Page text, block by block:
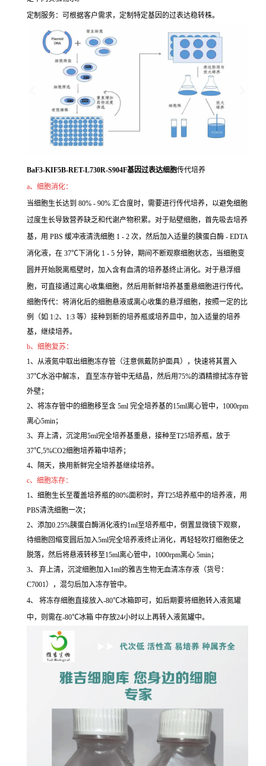
定制服务：可根据客户需求，定制特定基因的过表达稳转株。
BaF3-KIF5B-RET-L730R-S904F基因过表达细胞传代培养
a、细胞消化：
当细胞生长达到 80% - 90% 汇合度时，需要进行传代培养，以避免细胞
过度生长导致营养缺乏和代谢产物积累。对于贴壁细胞，首先吸去培养
基，用 PBS 缓冲液清洗细胞 1 - 2 次，然后加入适量的胰蛋白酶 - EDTA
消化液，在 37℃下消化 1 - 5 分钟，期间不断观察细胞状态，当细胞变
圆并开始脱离瓶壁时，加入含有血清的培养基终止消化。对于悬浮细
胞，可直接通过离心收集细胞，然后用新鲜培养基重悬细胞进行传代。
细胞传代：将消化后的细胞悬液或离心收集的悬浮细胞，按照一定的比
例（如 1:2、1:3 等）接种到新的培养瓶或培养皿中，加入适量的培养
基，继续培养。
b、细胞复苏：
1、从液氮中取出细胞冻存管（注意佩戴防护面具），快速将其置入
37℃水浴中解冻， 直至冻存管中无结晶，然后用75%的酒精擦拭冻存管
外壁；
2、将冻存管中的细胞移至含 5ml 完全培养基的15ml离心管中，1000rpm
离心5min；
3、弃上清，沉淀用5ml完全培养基重悬，接种至T25培养瓶，放于
37℃,5%CO2细胞培养箱中培养；
4、隔天，换用新鲜完全培养基继续培养。
c、细胞冻存：
1、细胞生长至覆盖培养瓶的80%面积时，弃T25培养瓶中的培养液，用
PBS清洗细胞一次；
2、添加0.25%胰蛋白酶消化液约1ml至培养瓶中，倒置显微镜下观察，
待细胞回缩变圆后加入5ml完全培养液终止消化，再轻轻吹打细胞使之
脱落，然后将悬液转移至15ml离心管中，1000rpm离心 5min；
3、 弃上清，沉淀细胞加入1ml的雅吉生物无血清冻存液（货号：
C7001），混匀后加入冻存管中。
4、 将冻存细胞直接放入-80℃冰箱即可，如后期要将细胞转入液氮罐
中，则需在-80℃冰箱 中存放24小时以上再转入液氮罐中。